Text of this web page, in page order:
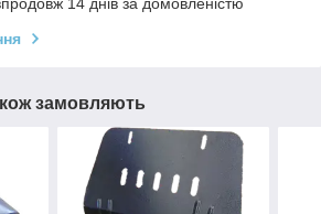
14 днів за домовленістю
замовляють